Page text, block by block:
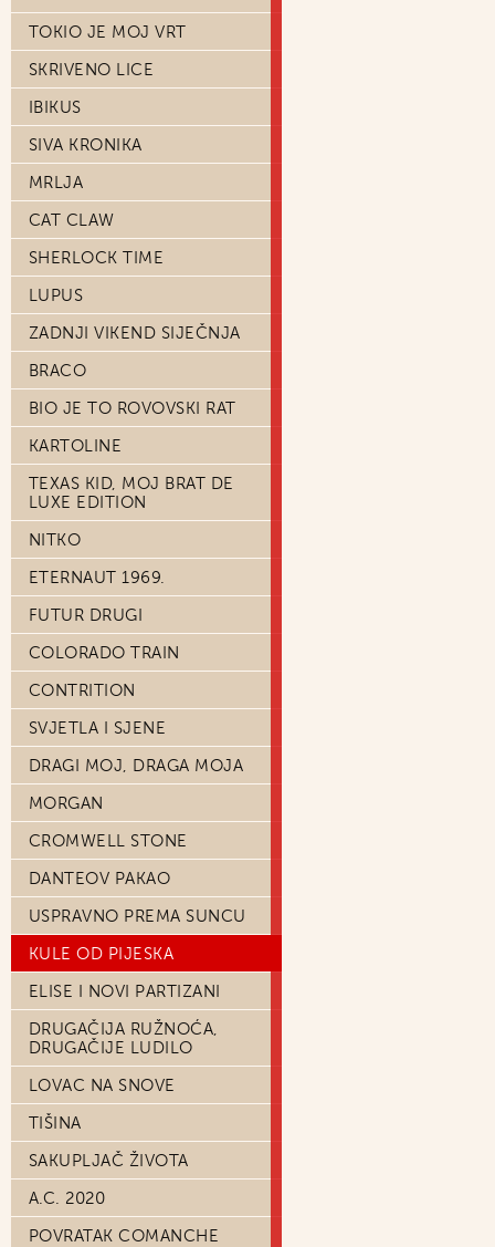
TOKIO JE MOJ VRT
SKRIVENO LICE
IBIKUS
SIVA KRONIKA
MRLJA
CAT CLAW
SHERLOCK TIME
LUPUS
ZADNJI VIKEND SIJEČNJA
BRACO
BIO JE TO ROVOVSKI RAT
KARTOLINE
TEXAS KID, MOJ BRAT DE
LUXE EDITION
NITKO
ETERNAUT 1969.
FUTUR DRUGI
COLORADO TRAIN
CONTRITION
SVJETLA I SJENE
DRAGI MOJ, DRAGA MOJA
MORGAN
CROMWELL STONE
DANTEOV PAKAO
USPRAVNO PREMA SUNCU
KULE OD PIJESKA
ELISE I NOVI PARTIZANI
DRUGAČIJA RUŽNOĆA,
DRUGAČIJE LUDILO
LOVAC NA SNOVE
TIŠINA
SAKUPLJAČ ŽIVOTA
A.C. 2020
POVRATAK COMANCHE